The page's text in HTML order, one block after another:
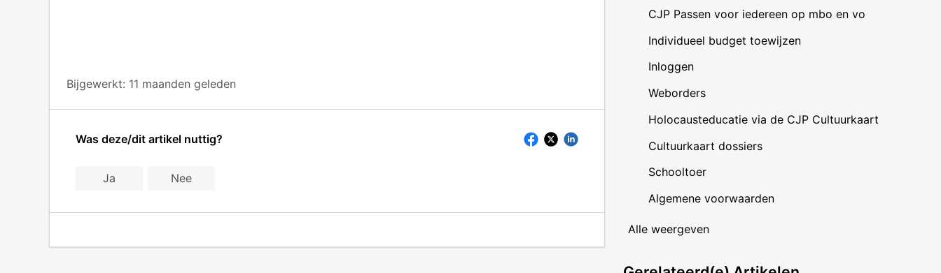
Bijgewerkt: 11 maanden geleden
Was deze/dit artikel nuttig?
Ja Nee
CJP Passen voor iedereen op mbo en vo
Individueel budget toewijzen
Inloggen
Weborders
Holocausteducatie via de CJP Cultuurkaart
Cultuurkaart dossiers
Schooltoer
Algemene voorwaarden
Alle weergeven